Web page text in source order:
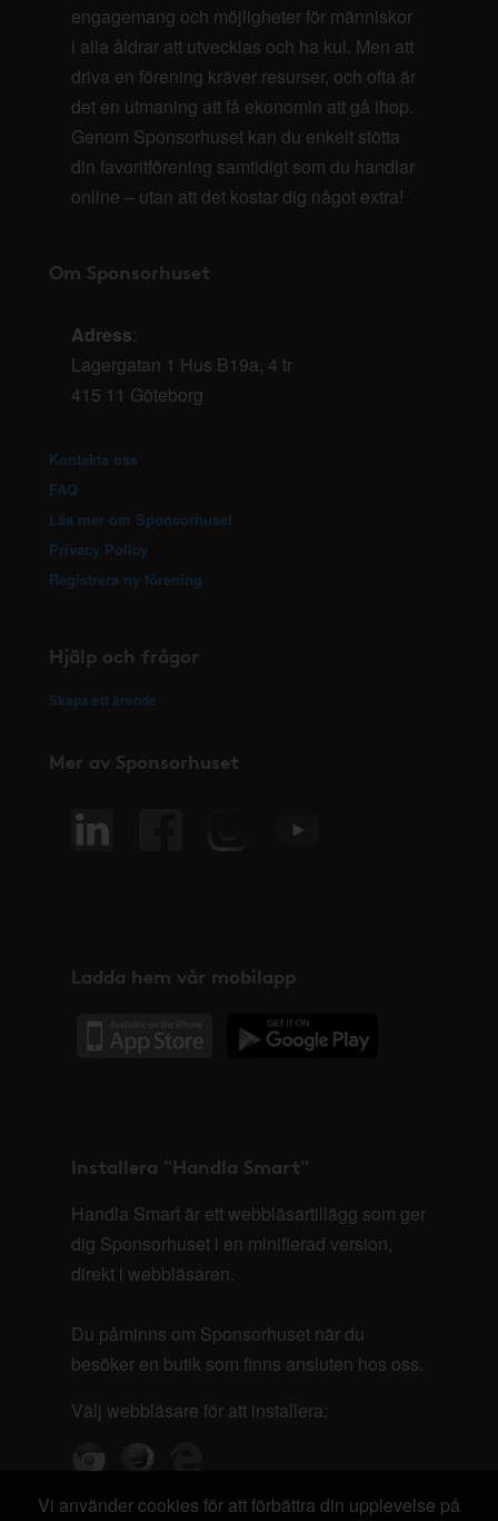
engagemang och möjligheter för människor
i alla åldrar att utvecklas och ha kul. Men att
driva en förening kräver resurser, och ofta är
det en utmaning att få ekonomin att gå ihop.
Genom Sponsorhuset kan du enkelt stötta
din favoritförening samtidigt som du handlar
online – utan att det kostar dig något extra!
Om Sponsorhuset
Adress:
Lagergatan 1 Hus B19a, 4 tr
415 11 Göteborg
Kontakta oss
FAQ
Läs mer om Sponsorhuset
Privacy Policy
Registrera ny förening
Hjälp och frågor
Skapa ett ärende
Mer av Sponsorhuset
Ladda hem vår mobilapp
Installera "Handla Smart"
Handla Smart är ett webbläsartillägg som ger
dig Sponsorhuset i en minifierad version,
direkt i webbläsaren.
Du påminns om Sponsorhuset när du
besöker en butik som finns ansluten hos oss.
Välj webbläsare för att installera:
Vi använder cookies för att förbättra din upplevelse på